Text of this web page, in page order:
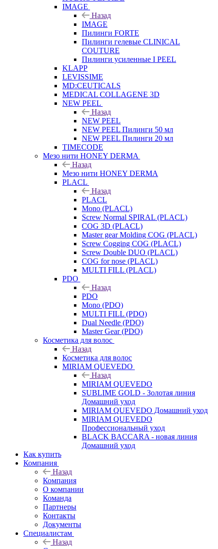
IMAGE
Назад
IMAGE
Пилинги FORTE
Пилинги гелевые CLINICAL
COUTURE
Пилинги усиленные I PEEL
KLAPP
LEVISSIME
MD:CEUTICALS
MEDICAL COLLAGENE 3D
NEW PEEL
Назад
NEW PEEL
NEW PEEL Пилинги 50 мл
NEW PEEL Пилинги 20 мл
TIMECODE
Мезо нити HONEY DERMA
Назад
Мезо нити HONEY DERMA
PLACL
Назад
PLACL
Mono (PLACL)
Screw Normal SPIRAL (PLACL)
COG 3D (PLACL)
Master gear Molding COG (PLACL)
Screw Cogging COG (PLACL)
Screw Double DUO (PLACL)
COG for nose (PLACL)
MULTI FILL (PLACL)
PDO
Назад
PDO
Mono (PDO)
MULTI FILL (PDO)
Dual Needle (PDO)
Master Gear (PDO)
Косметика для волос
Назад
Косметика для волос
MIRIAM QUEVEDO
Назад
MIRIAM QUEVEDO
SUBLIME GOLD - Золотая линия
Домашний уход
MIRIAM QUEVEDO Домашний уход
MIRIAM QUEVEDO
Профессиональный уход
BLACK BACCARA - новая линия
Домашний уход
Как купить
Компания
Назад
Компания
О компании
Команда
Партнеры
Контакты
Документы
Специалистам
Назад